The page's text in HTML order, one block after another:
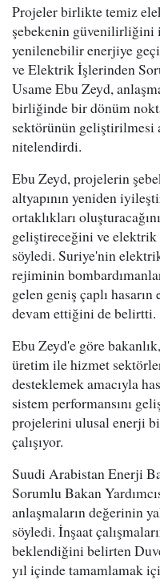
Projeler birlikte temiz
şebekenin
yenilenebilir enerjiye
ve Elektrik İşlerinden
Usame Ebu Zeyd,
birliğinde bir dönüm
sektörünün geliştirilmesi
nitelendirdi.
Ebu Zeyd, projelerin
altyapının yeniden
ortaklıkları
geliştireceğini ve
söyledi. Suriye'nin
rejiminin
gelen geniş çaplı
devam ettiğini de belirtti.
Ebu Zeyd'e göre
üretim ile hizmet
desteklemek amacıyla
sistem performansını
projelerini ulusal enerji
çalışıyor.
Suudi Arabistan Enerji
Sorumlu Bakan
anlaşmaların değerinin
söyledi. İnşaat
beklendiğini belirten
yıl içinde tamamlamak